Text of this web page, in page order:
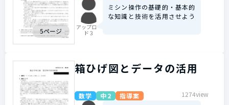
5ページ
アップロー
ド３
ミシン操作の基礎的・基本的
な知識と技術を活用させよう
箱ひげ図とデータの活用
数学 中2 指導案 1274view